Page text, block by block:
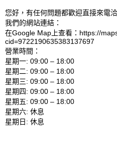
您好，有任何問題都歡迎直接來電
我們的網站連結：
在Google Map上查看：https://
cid=9722190635383137697
營業時間：
星期一: 09:00 – 18:00
星期二: 09:00 – 18:00
星期三: 09:00 – 18:00
星期四: 09:00 – 18:00
星期五: 09:00 – 18:00
星期六: 休息